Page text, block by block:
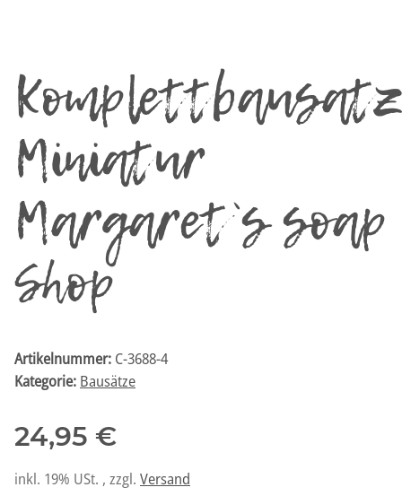
Komplettbausatz
Miniatur
Margaret`s soap
Shop
Artikelnummer: C-3688-4
Kategorie: Bausätze
24,95 €
inkl. 19% USt. , zzgl. Versand